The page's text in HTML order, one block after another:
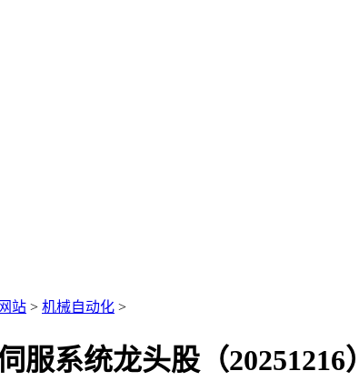
站 > 机械自动化 >
系统龙头股（20251216）